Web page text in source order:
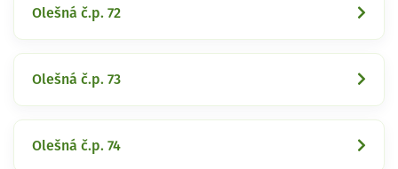
Olešná č.p. 72
Olešná č.p. 73
Olešná č.p. 74